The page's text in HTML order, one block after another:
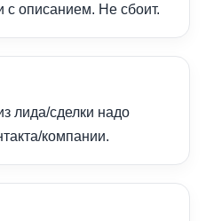
с описанием. Не сбоит.
лида/сделки надо
компании.